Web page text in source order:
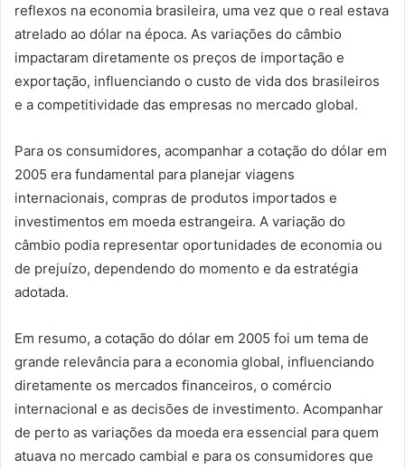
reflexos na economia brasileira, uma vez que o real estava
atrelado ao dólar na época. As variações do câmbio
impactaram diretamente os preços de importação e
exportação, influenciando o custo de vida dos brasileiros
e a competitividade das empresas no mercado global.
Para os consumidores, acompanhar a cotação do dólar em
2005 era fundamental para planejar viagens
internacionais, compras de produtos importados e
investimentos em moeda estrangeira. A variação do
câmbio podia representar oportunidades de economia ou
de prejuízo, dependendo do momento e da estratégia
adotada.
Em resumo, a cotação do dólar em 2005 foi um tema de
grande relevância para a economia global, influenciando
diretamente os mercados financeiros, o comércio
internacional e as decisões de investimento. Acompanhar
de perto as variações da moeda era essencial para quem
atuava no mercado cambial e para os consumidores que